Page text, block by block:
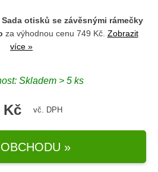
otisků se závěsnými rámečky
za výhodnou cenu 749 Kč. Zobrazit
více »
Skladem > 5 ks
Kč vč. DPH
»